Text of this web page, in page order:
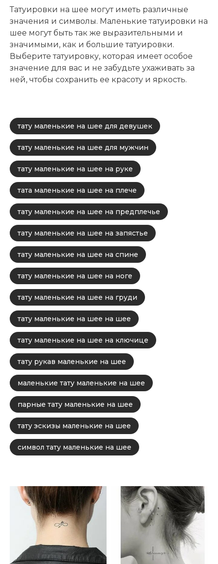
Татуировки на шее могут иметь различные
значения и символы. Маленькие татуировки на
шее могут быть так же выразительными и
значимыми, как и большие татуировки.
Выберите татуировку, которая имеет особое
значение для вас и не забудьте ухаживать за
ней, чтобы сохранить ее красоту и яркость.
тату маленькие на шее для девушек
тату маленькие на шее для мужчин
тату маленькие на шее на руке
тата маленькие на шее на плече
тату маленькие на шее на предплечье
тату маленькие на шее на запястье
тату маленькие на шее на спине
тату маленькие на шее на ноге
тату маленькие на шее на груди
тату маленькие на шее на шее
тату маленькие на шее на ключице
тату рукав маленькие на шее
маленькие тату маленькие на шее
парные тату маленькие на шее
тату эскизы маленькие на шее
символ тату маленькие на шее